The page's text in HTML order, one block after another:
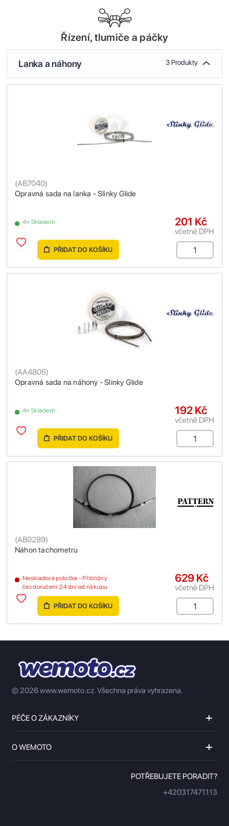
Řízení, tlumiče a páčky
Lanka a náhony 3 Produkty
Opravná sada na lanka - Slinky Glide
(AB7040)
4+ Skladem 201 Kč
včetně DPH
PŘIDAT DO KOŠÍKU
Opravná sada na náhony - Slinky Glide
(AA4805)
4+ Skladem 192 Kč
včetně DPH
PŘIDAT DO KOŠÍKU
Náhon tachometru
(AB0289)
Neskladová položka - Přibližný
čas doručení 24 dní od nákupu
629 Kč
včetně DPH
PŘIDAT DO KOŠÍKU
© 2026 www.wemoto.cz.Všechna práva vyhrazena.
PÉČE O ZÁKAZNÍKY
O WEMOTO
POTŘEBUJETE PORADIT?
+420317471113